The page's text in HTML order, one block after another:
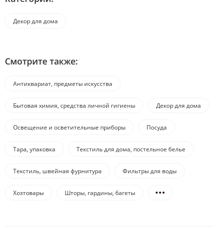
Декор для дома
Смотрите также:
Антиквариат, предметы искусства
Бытовая химия, средства личной гигиены Декор для дома
Освещение и осветительные приборы Посуда
Тара, упаковка Текстиль для дома, постельное белье
Текстиль, швейная фурнитура Фильтры для воды
Хозтовары Шторы, гардины, багеты